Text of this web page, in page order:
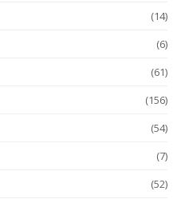
(14)
(6)
(61)
(156)
(54)
(7)
(52)